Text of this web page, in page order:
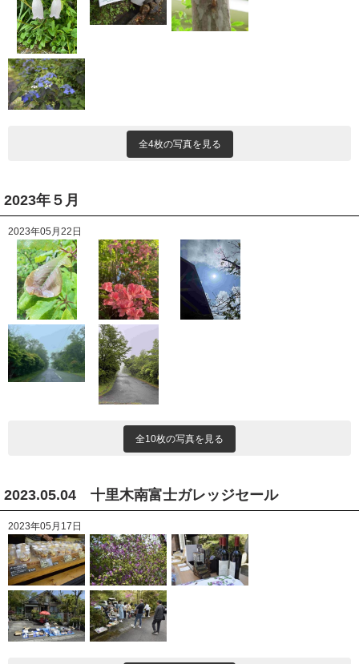
全4枚の写真を見る
2023年５月
2023年05月22日
全10枚の写真を見る
2023.05.04 十里木南富士ガレッジセール
2023年05月17日